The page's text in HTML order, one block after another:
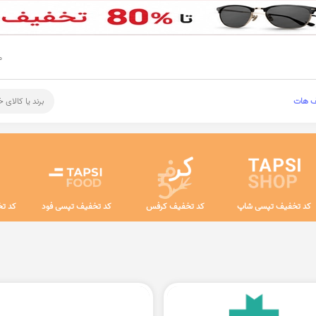
هات برند یا
کد تخفیف تپسی شاپ کد تخفیف کرفس کد تخفیف تپسی فود کد